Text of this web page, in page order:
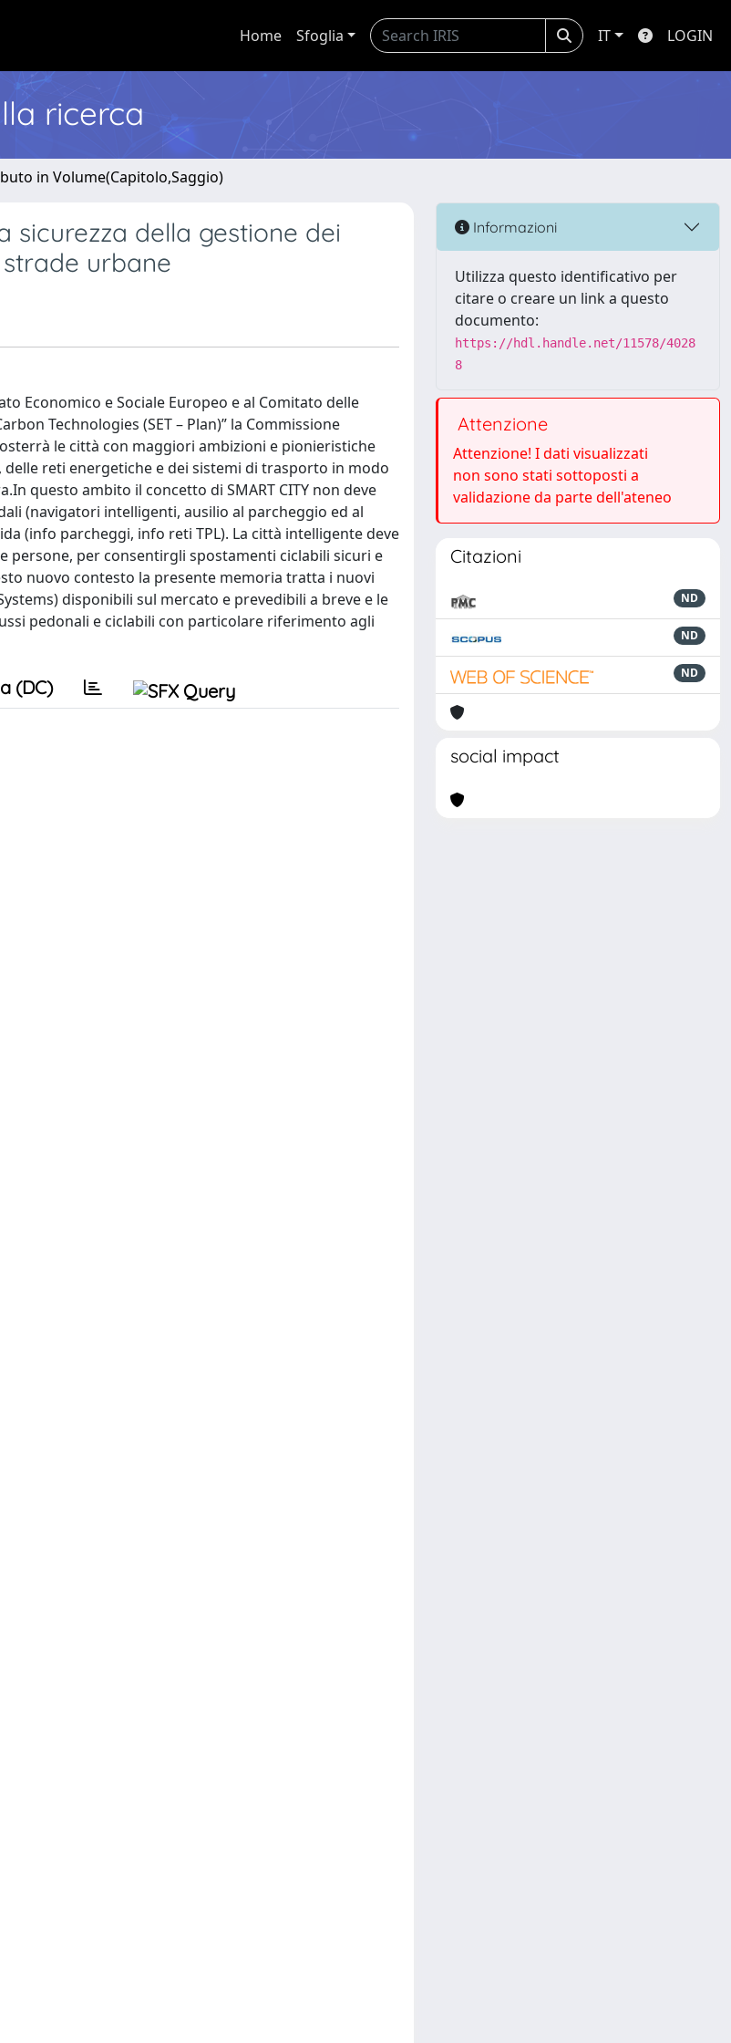
Home Sfoglia IT LOGIN
ricerca
in Volume(Capitolo,Saggio)
sicurezza della gestione dei
urbane
Economico e Sociale Europeo e al Comitato delle
Technologies (SET – Plan)” la Commissione
le città con maggiori ambizioni e pionieristiche
reti energetiche e dei sistemi di trasporto in modo
questo ambito il concetto di SMART CITY non deve
(navigatori intelligenti, ausilio al parcheggio ed al
(info parcheggi, info reti TPL). La città intelligente deve
persone, per consentirgli spostamenti ciclabili sicuri e
nuovo contesto la presente memoria tratta i nuovi
disponibili sul mercato e prevedibili a breve e le
pedonali e ciclabili con particolare riferimento agli
(DC)
Informazioni
Utilizza questo identificativo per
citare o creare un link a questo
documento:
https://hdl.handle.net/11578/4028
8
Attenzione
Attenzione! I dati visualizzati
non sono stati sottoposti a
validazione da parte dell'ateneo
Citazioni
ND
ND
ND
social impact